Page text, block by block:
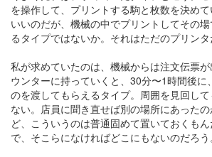
を操作して、プリントする駒と枚数を決め
いいのだが、機械の中でプリントしてその場
るタイプではないか。それはただのプリンタ
私が求めていたのは、機械からは注文伝票
ウンターに持っていくと、30分〜1時間後に
のを渡してもらえるタイプ。周囲を見回して
ない。店員に聞き直せば別の場所にあった
ど、こういうのは普通固めて置いておくも
で、そこらになければどこにもないのだろう